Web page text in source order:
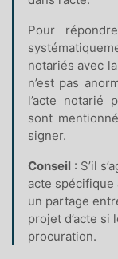
Pour
notariés avec
n’est pas
l’acte notarié
sont
signer.
Conseil : S’il
acte
un partage
projet d’acte si
procuration.